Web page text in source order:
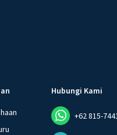
Hubungi Kami
+62 815-